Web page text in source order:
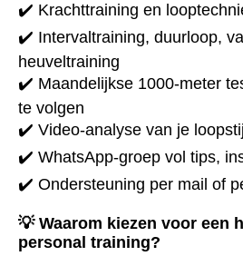
✔️ Krachttraining en
✔️ Intervaltraining, duurloop,
heuveltraining
✔️ Maandelijkse 1000-meter
te volgen
✔️ Video-analyse van je
✔️ WhatsApp-groep vol tips,
✔️ Ondersteuning per mail of
💡 Waarom kiezen voor een
personal training?